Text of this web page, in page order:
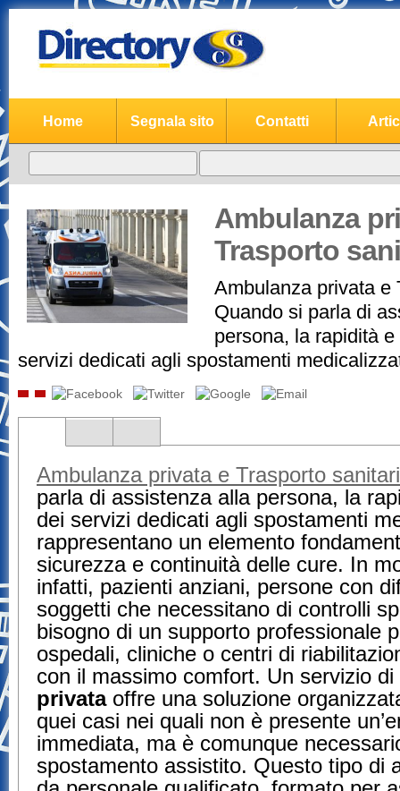
Home Segnala sito Contatti
Ambulanza
Trasporto
Ambulanza privata e
Quando si parla di
persona, la rapidità e
servizi dedicati agli spostamenti
Ambulanza privata e Trasporto
parla di assistenza alla persona, la
dei servizi dedicati agli spostamenti
rappresentano un elemento
sicurezza e continuità delle cure. In
infatti, pazienti anziani, persone con
soggetti che necessitano di controlli
bisogno di un supporto professionale
ospedali, cliniche o centri di
con il massimo comfort. Un servizio di
privataoffre una soluzione
quei casi nei quali non è presente
immediata, ma è comunque
spostamento assistito. Questo tipo di